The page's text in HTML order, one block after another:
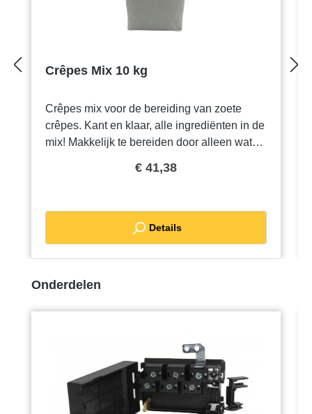
Crêpes Mix 10 kg
Crêpes mix voor de bereiding van zoete
crêpes. Kant en klaar, alle ingrediënten in de
mix! Makkelijk te bereiden door alleen water
€ 41,38
Details
Productgalerij overslaan
Onderdelen